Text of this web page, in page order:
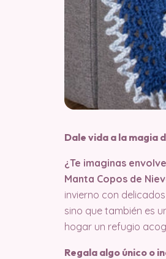
Dale vida a la magia
¿Te imaginas
Manta Copos de
invierno con
sino que también es
hogar un refugio
Regala algo único o